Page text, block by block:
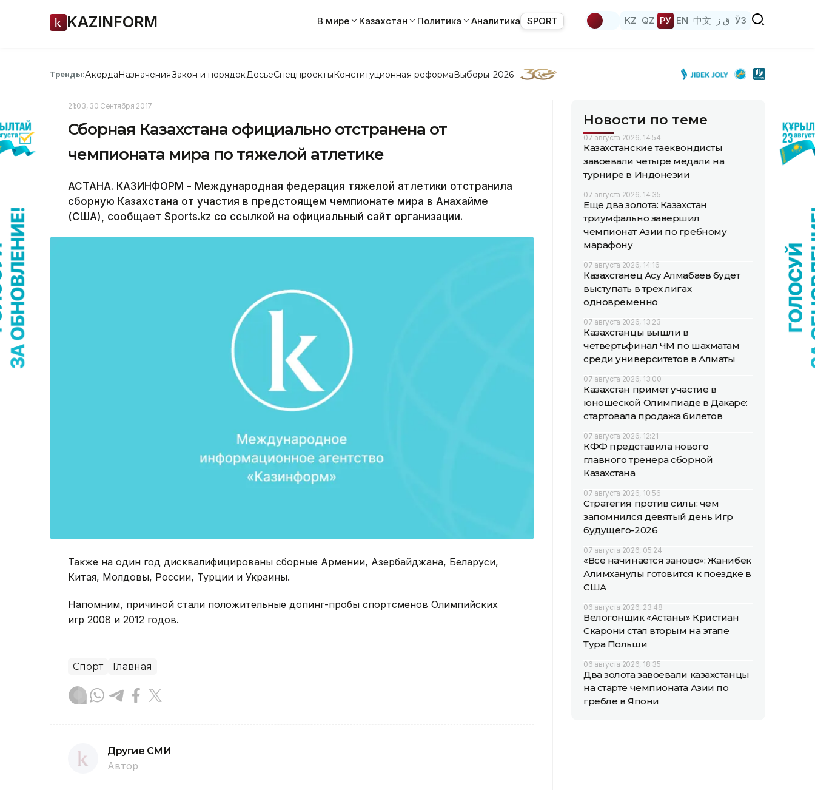
KAZINFORM В мире Казахстан Политика Аналитика SPORT KZ QZ РУ EN 中文 ق ز ЎЗ
Тренды:АкордаНазначенияЗакон и порядок ДосьеСпецпроектыКонституционная реформаВыборы-2026
21:03, 30 Сентября 2017
Сборная Казахстана официально отстранена от
чемпионата мира по тяжелой атлетике
АСТАНА. КАЗИНФОРМ - Международная федерация тяжелой атлетики отстранила
сборную Казахстана от участия в предстоящем чемпионате мира в Анахайме
(США), сообщает Sports.kz со ссылкой на официальный сайт организации.
Также на один год дисквалифицированы сборные Армении, Азербайджана, Беларуси,
Китая, Молдовы, России, Турции и Украины.
Напомним, причиной стали положительные допинг-пробы спортсменов Олимпийских
игр 2008 и 2012 годов.
Спорт Главная
Другие СМИ
Автор
Новости по теме
07 августа 2026, 14:54
Казахстанские таеквондисты
завоевали четыре медали на
турнире в Индонезии
07 августа 2026, 14:35
Еще два золота: Казахстан
триумфально завершил
чемпионат Азии по гребному
марафону
07 августа 2026, 14:16
Казахстанец Асу Алмабаев будет
выступать в трех лигах
одновременно
07 августа 2026, 13:23
Казахстанцы вышли в
четвертьфинал ЧМ по шахматам
среди университетов в Алматы
07 августа 2026, 13:00
Казахстан примет участие в
юношеской Олимпиаде в Дакаре:
стартовала продажа билетов
07 августа 2026, 12:21
КФФ представила нового
главного тренера сборной
Казахстана
07 августа 2026, 10:56
Стратегия против силы: чем
запомнился девятый день Игр
будущего-2026
07 августа 2026, 05:24
«Все начинается заново»: Жанибек
Алимханулы готовится к поездке в
США
06 августа 2026, 23:48
Велогонщик «Астаны» Кристиан
Скарони стал вторым на этапе
Тура Польши
06 августа 2026, 18:35
Два золота завоевали казахстанцы
на старте чемпионата Азии по
гребле в Япони